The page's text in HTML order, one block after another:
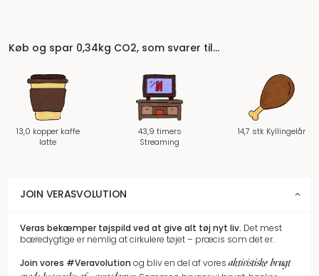
Køb og spar 0,34kg CO2, som svarer til…
13,0 kopper kaffe
latte
43,9 timers
Streaming
14,7 stk Kyllingelår
JOIN VERASVOLUTION
Veras bekæmper tøjspild ved at give alt tøj nyt liv. Det mest
bæredygtige er nemlig at cirkulere tøjet – præcis som det er.
Join vores #Veravolution og bliv en del af voresaktivistiske brugt